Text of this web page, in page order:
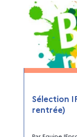
Sélection
rentrée)